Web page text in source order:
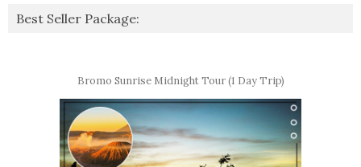
Best Seller Package:
Bromo Sunrise Midnight Tour (1 Day Trip)